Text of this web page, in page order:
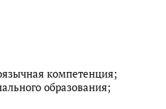
компетенция;
образования;